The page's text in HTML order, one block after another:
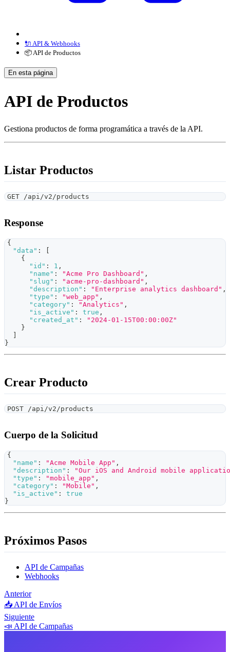
🔌 API & Webhooks
📦 API de Productos
En esta página
API de Productos
Gestiona productos de forma programática a través de la API.
Listar Productos
GET /api/v2/products
Response
{
"data" :
{
"id" : 1 ,
"name" : "Acme Pro Dashboard" ,
"slug" : "acme-pro-dashboard" ,
"description" : "Enterprise analytics dashboard" ,
"type" : "web_app" ,
"category" : "Analytics" ,
"is_active" : true ,
"created_at" :
"2024-01-15T00:00:00Z"
}
}
Crear Producto
POST /api/v2/products
Cuerpo de la Solicitud
{
"name" : "Acme Mobile App" ,
"description" :
"Our iOS and Android mobile
"type" : "mobile_app" ,
"category" : "Mobile" ,
"is_active" :
true
}
Próximos Pasos
API de Campañas
Webhooks
Anterior
📥 API de Envíos
Siguiente
📣 API de Campañas